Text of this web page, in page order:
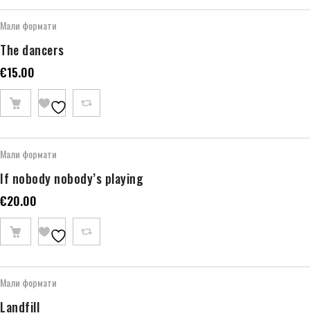
Мали формати
The dancers
€15.00
Мали формати
If nobody nobody’s playing
€20.00
Мали формати
Landfill